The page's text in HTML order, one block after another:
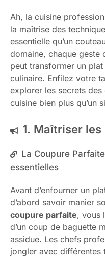
Ah, la cuisine
la maîtrise des
essentielle qu’un
domaine, chaque geste
peut transformer un
culinaire. Enfilez votre
explorer les secrets
cuisine bien plus qu’un
1. Maîtriser les
La Coupure
essentielles
Avant d’enfourner un
d’abord savoir manier
coupure parfaite, vous
d’un coup de baguette
assidue. Les chefs
jongler avec différentes